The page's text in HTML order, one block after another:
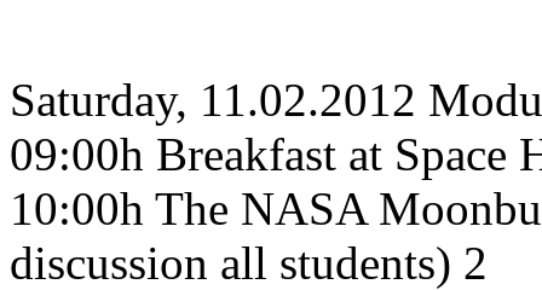
Saturday, 11.02.2012
09:00h Breakfast at Space
10:00h The NASA
discussion all students) 2